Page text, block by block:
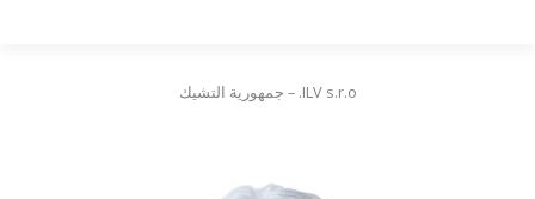
ILV s.r.o. – جمهورية التشيك